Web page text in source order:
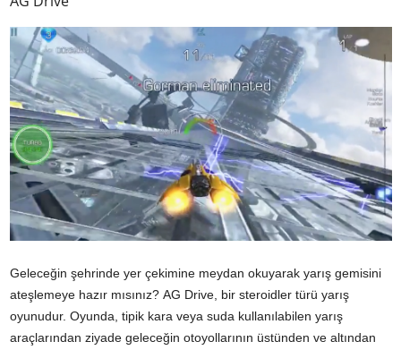
Geleceğin şehrinde yer çekimine meydan okuyarak yarış gemisini
ateşlemeye hazır mısınız? AG Drive, bir steroidler türü yarış
oyunudur. Oyunda, tipik kara veya suda kullanılabilen yarış
araçlarından ziyade geleceğin otoyollarının üstünden ve altından